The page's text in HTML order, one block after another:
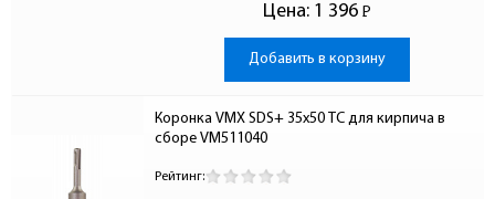
Цена: 1 396 Р
-
Добавить в корзину
Коронка VMX SDS+ 35х50 ТС для кирпича в
сборе VM511040
Рейтинг: